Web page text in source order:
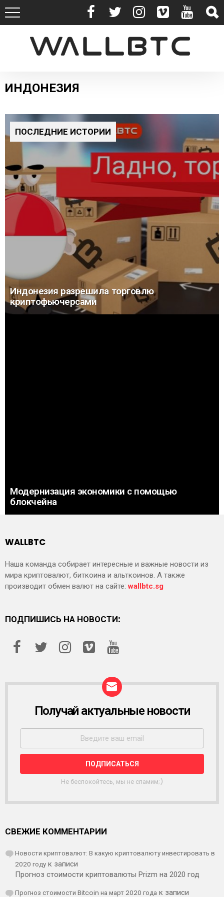
ИНДОНЕЗИЯ
ПОСЛЕДНИЕ ИСТОРИИ
Индонезия разрешила торговлю
криптофьючерсами
Модернизация экономики с помощью
блокчейна
WALLBTC
Наша команда собирает интересные и важные новости из
мира криптовалют, биткоина и альткоинов. А также
производит обмен валют на сайте:wallbtc.sg
ПОДПИШИСЬ НА НОВОСТИ:
С
Ы
Л
К
Получай актуальные новости
Не беспокойтесь, мы не спамим;)
СВЕЖИЕ КОММЕНТАРИИ
Новости криптовалют: В какую криптовалюту инвестировать в
2020 году к записи
Прогноз стоимости криптовалюты Prizm на 2020 год
Прогноз стоимости Bitcoin на март 2020 года к записи